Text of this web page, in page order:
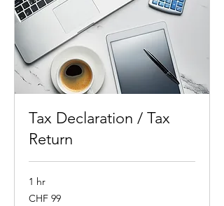
Tax Declaration / Tax
Return
1 hr
99
Swiss
CHF 99